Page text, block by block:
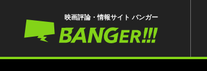
映画評論・情報サイト バンガー